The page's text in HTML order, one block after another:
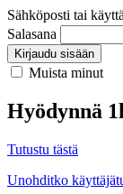
Sähköposti tai
Salasana
Kirjaudu sisään
Muista minut
Hyödynnä
Tutustu tästä
Unohditko